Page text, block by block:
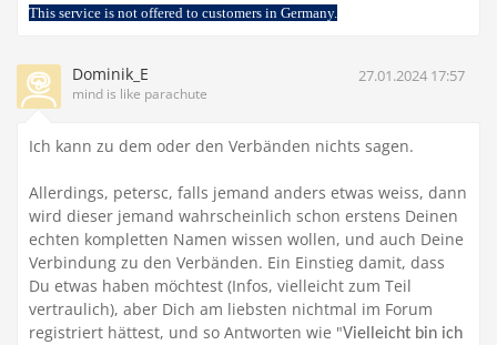
This service is not offered to customers in Germany.
Dominik_E
mind is like parachute
27.01.2024 17:57
Ich kann zu dem oder den Verbänden nichts sagen.
Allerdings, petersc, falls jemand anders etwas weiss, dann
wird dieser jemand wahrscheinlich schon erstens Deinen
echten kompletten Namen wissen wollen, und auch Deine
Verbindung zu den Verbänden. Ein Einstieg damit, dass
Du etwas haben möchtest (Infos, vielleicht zum Teil
vertraulich), aber Dich am liebsten nichtmal im Forum
registriert hättest, und so Antworten wie "Vielleicht bin ich